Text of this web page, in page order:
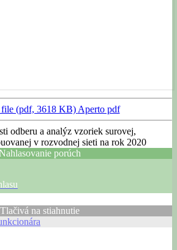
(pdf, 3618 KB) Aperto pdf
odberu a analýz vzoriek surovej,
v rozvodnej sieti na rok 2020
porúch
Tlačivá na stiahnutie